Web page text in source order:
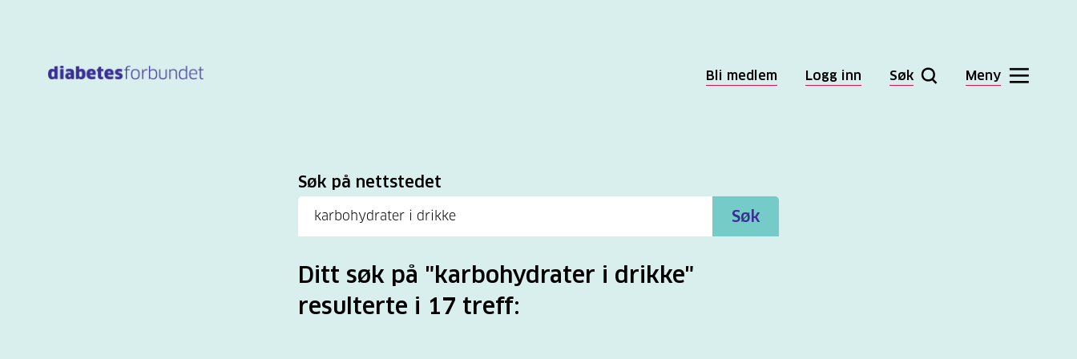
Bli medlem Logg inn Søk Meny
Søk
Søk på nettstedet
Søk
Ditt søk på "karbohydrater i drikke"
resulterte i 17 treff: